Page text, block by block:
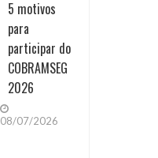
5 motivos
para
participar do
COBRAMSEG
2026
08/07/2026